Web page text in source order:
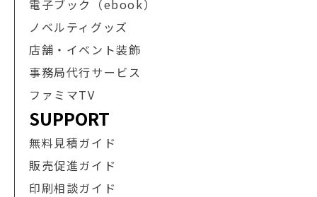
電子ブック（ebook）
ノベルティグッズ
店舗・イベント装飾
事務局代行サービス
ファミマTV
SUPPORT
無料見積ガイド
販売促進ガイド
印刷相談ガイド